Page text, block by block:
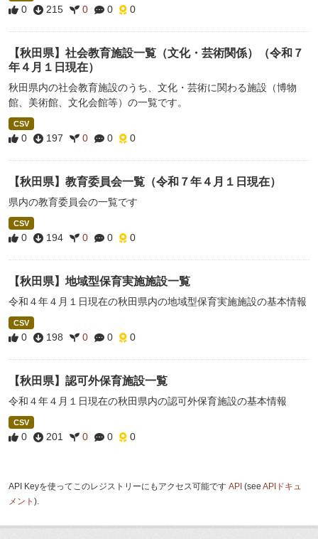
0 215 0 0 0
【秋田県】社会教育施設一覧（文化・芸術関係）（令和７
年４月１日現在）
秋田県内の社会教育施設のうち、文化・芸術に関わる施設（博物
館、美術館、文化会館等）の一覧です。
CSV
0 197 0 0 0
【秋田県】教育委員会一覧（令和７年４月１日現在）
県内の教育委員会の一覧です
CSV
0 194 0 0 0
【秋田県】地域型保育実施施設一覧
令和４年４月１日現在の秋田県内の地域型保育実施施設の基本情報
CSV
0 198 0 0 0
【秋田県】認可外保育施設一覧
令和４年４月１日現在の秋田県内の認可外保育施設の基本情報
CSV
0 201 0 0 0
API Keyを使ってこのレジストリーにもアクセス可能です API (see APIドキュ
メント ).